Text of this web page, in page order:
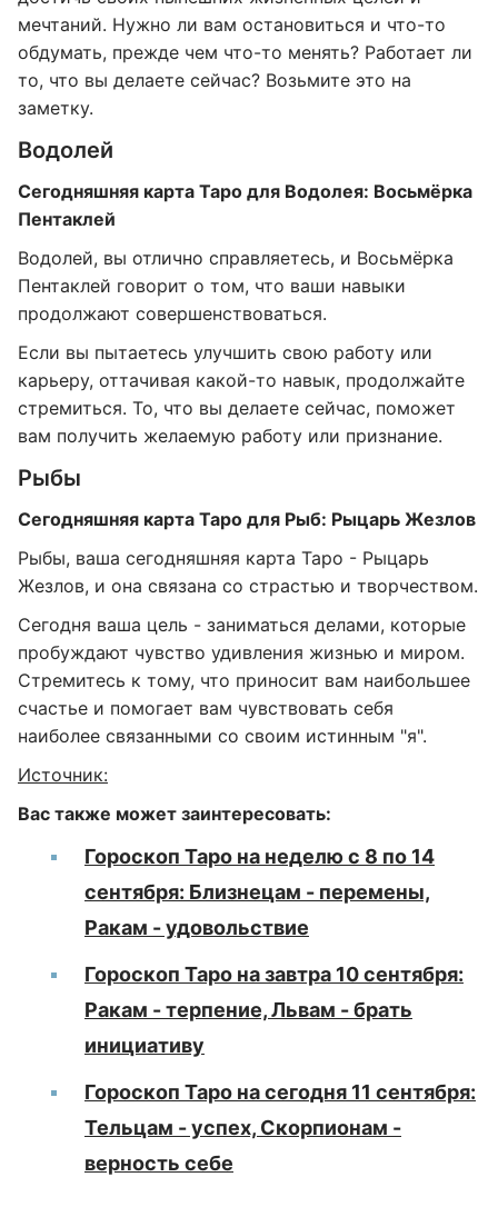
мечтаний. Нужно ли вам остановиться и что-то
обдумать, прежде чем что-то менять? Работает ли
то, что вы делаете сейчас? Возьмите это на
заметку.
Водолей
Сегодняшняя карта Таро для Водолея: Восьмёрка
Пентаклей
Водолей, вы отлично справляетесь, и Восьмёрка
Пентаклей говорит о том, что ваши навыки
продолжают совершенствоваться.
Если вы пытаетесь улучшить свою работу или
карьеру, оттачивая какой-то навык, продолжайте
стремиться. То, что вы делаете сейчас, поможет
вам получить желаемую работу или признание.
Рыбы
Сегодняшняя карта Таро для Рыб: Рыцарь Жезлов
Рыбы, ваша сегодняшняя карта Таро - Рыцарь
Жезлов, и она связана со страстью и творчеством.
Сегодня ваша цель - заниматься делами, которые
пробуждают чувство удивления жизнью и миром.
Стремитесь к тому, что приносит вам наибольшее
счастье и помогает вам чувствовать себя
наиболее связанными со своим истинным "я".
Источник:
Вас также может заинтересовать:
Гороскоп Таро на неделю с 8 по 14
сентября: Близнецам - перемены,
Ракам - удовольствие
Гороскоп Таро на завтра 10 сентября:
Ракам - терпение, Львам - брать
инициативу
Гороскоп Таро на сегодня 11 сентября:
Тельцам - успех, Скорпионам -
верность себе